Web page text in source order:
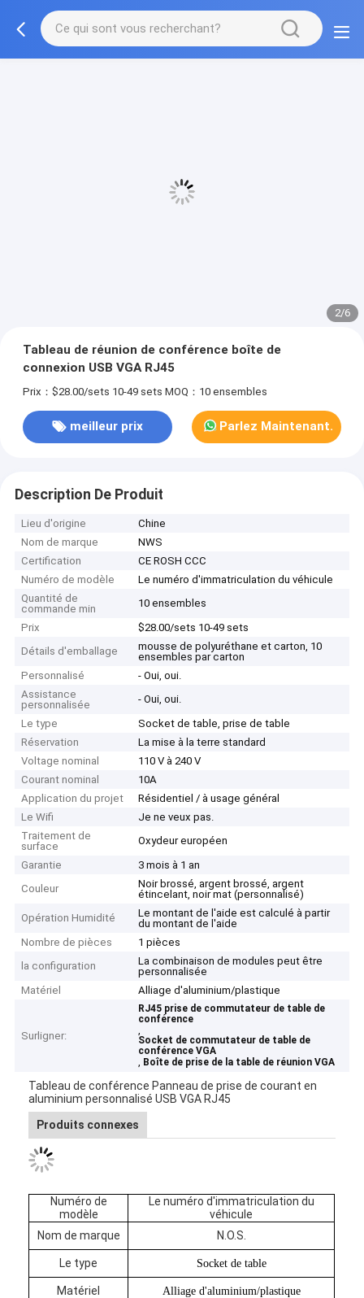
2/6
Tableau de réunion de conférence boîte de
connexion USB VGA RJ45
Prix：$28.00/sets 10-49 sets MOQ：10 ensembles
meilleur prix Parlez Maintenant.
Description De Produit
Lieu d'origine
Chine
Nom de marque
NWS
Certification
CE ROSH CCC
Numéro de modèle
Le numéro d'immatriculation du véhicule
Quantité de
commande min
10 ensembles
Prix
$28.00/sets 10-49 sets
Détails d'emballage
mousse de polyuréthane et carton, 10
ensembles par carton
Personnalisé
- Oui, oui.
Assistance
personnalisée
- Oui, oui.
Le type
Socket de table, prise de table
Réservation
La mise à la terre standard
Voltage nominal
110 V à 240 V
Courant nominal
10A
Application du projet
Résidentiel / à usage général
Le Wifi
Je ne veux pas.
Traitement de
surface
Oxydeur européen
Garantie
3 mois à 1 an
Couleur
Noir brossé, argent brossé, argent
étincelant, noir mat (personnalisé)
Opération Humidité
Le montant de l'aide est calculé à partir
du montant de l'aide
Nombre de pièces
1 pièces
la configuration
La combinaison de modules peut être
personnalisée
Matériel
Alliage d'aluminium/plastique
Surligner:
RJ45 prise de commutateur de table de
conférence
,
Socket de commutateur de table de
conférence VGA
, Boîte de prise de la table de réunion VGA
Tableau de conférence Panneau de prise de courant en
aluminium personnalisé USB VGA RJ45
Produits connexes
Numéro de
modèle
Le numéro d'immatriculation du
véhicule
Nom de marque
N.O.S.
Le type Socket de table
Matériel Alliage d'aluminium/plastique